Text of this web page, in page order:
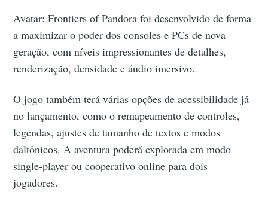
Avatar: Frontiers of Pandora foi desenvolvido de forma
a maximizar o poder dos consoles e PCs de nova
geração, com níveis impressionantes de detalhes,
renderização, densidade e áudio imersivo.
O jogo também terá várias opções de acessibilidade já
no lançamento, como o remapeamento de controles,
legendas, ajustes de tamanho de textos e modos
daltônicos. A aventura poderá explorada em modo
single-player ou cooperativo online para dois
jogadores.